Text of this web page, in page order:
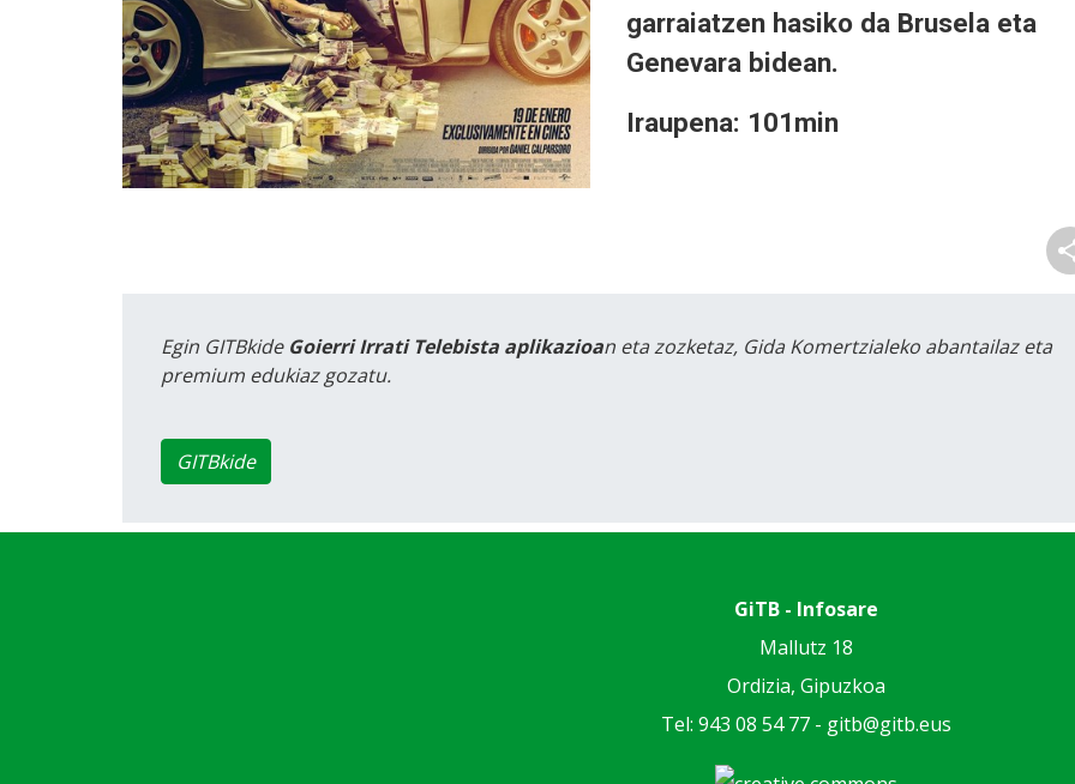
garraiatzen hasiko da Brusela eta
Genevara bidean.
Iraupena: 101min
Egin GITBkide Goierri Irrati Telebista aplikazioan eta zozketaz, Gida Komertzialeko abantailaz eta
premium edukiaz gozatu.
GITBkide
GiTB - Infosare
Mallutz 18
Ordizia, Gipuzkoa
Tel: 943 08 54 77 - gitb@gitb.eus